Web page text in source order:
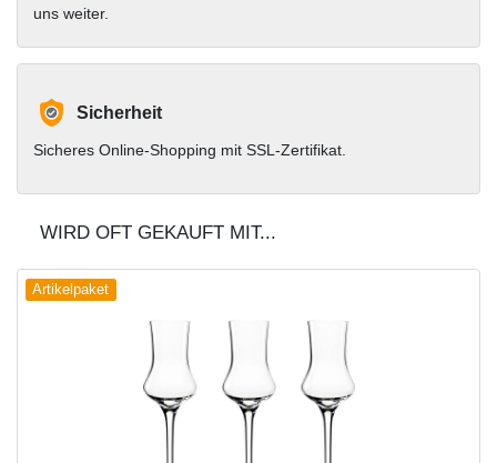
uns weiter.
Sicherheit
Sicheres Online-Shopping mit SSL-Zertifikat.
WIRD OFT GEKAUFT MIT...
Artikelpaket